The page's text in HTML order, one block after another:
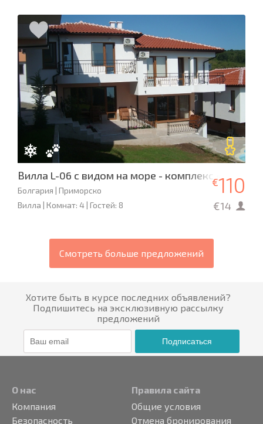
Вилла L-06 с видом на море - комплекс
Болгария | Приморско
Вилла | Комнат: 4 | Гостей: 8
€110
€14
Смотреть больше предложений
Хотите быть в курсе последних объявлений?
Подпишитесь на эксклюзивную рассылку
предложений
Подписаться
О нас
Компания
Безопасность
Правила сайта
Общие условия
Отмена бронирования